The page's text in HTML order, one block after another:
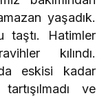
yaşadık.
taştı. Hatimler
kılındı.
eskisi kadar
ve